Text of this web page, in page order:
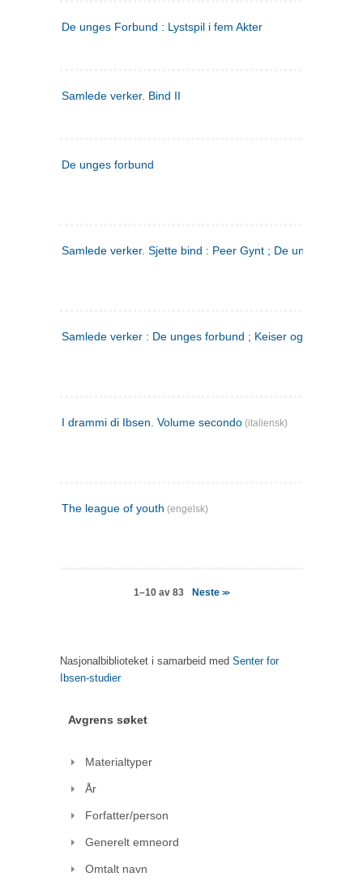
De unges Forbund : Lystspil i fem Akter
Samlede verker. Bind II
De unges forbund
Samlede verker. Sjette bind : Peer Gynt ; De unges
Samlede verker : De unges forbund ; Keiser og Galilæer. 3
I drammi di Ibsen. Volume secondo (italiensk)
The league of youth (engelsk)
1–10 av 83 Neste>>
Nasjonalbiblioteket i samarbeid med Senter for
Ibsen-studier
Avgrens søket
Materialtyper
År
Forfatter/person
Generelt emneord
Omtalt navn